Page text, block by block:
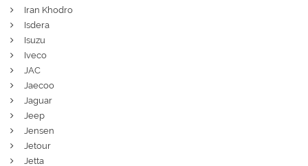
Iran Khodro
Isdera
Isuzu
Iveco
JAC
Jaecoo
Jaguar
Jeep
Jensen
Jetour
Jetta